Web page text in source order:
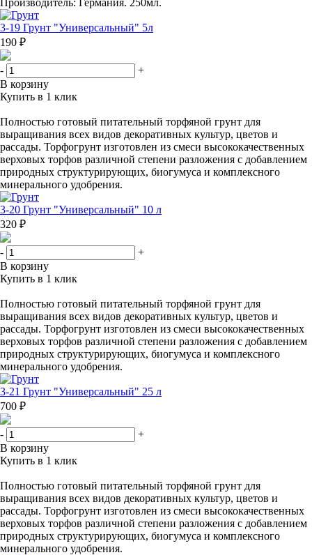
3-19 Грунт "Универсальный" 5л
190 ₽
-
+
В корзину
Купить в 1 клик
Полностью готовый питательный торфяной грунт для
выращивания всех видов декоративных культур, цветов и
рассады. Торфогрунт изготовлен из смеси высококачественных
верховых торфов различной степени разложения с добавлением
природных структурирующих, биогумуса и комплексного
минерального удобрения.
3-20 Грунт "Универсальный" 10 л
320 ₽
-
+
В корзину
Купить в 1 клик
Полностью готовый питательный торфяной грунт для
выращивания всех видов декоративных культур, цветов и
рассады. Торфогрунт изготовлен из смеси высококачественных
верховых торфов различной степени разложения с добавлением
природных структурирующих, биогумуса и комплексного
минерального удобрения.
3-21 Грунт "Универсальный" 25 л
700 ₽
-
+
В корзину
Купить в 1 клик
Полностью готовый питательный торфяной грунт для
выращивания всех видов декоративных культур, цветов и
рассады. Торфогрунт изготовлен из смеси высококачественных
верховых торфов различной степени разложения с добавлением
природных структурирующих, биогумуса и комплексного
минерального удобрения.